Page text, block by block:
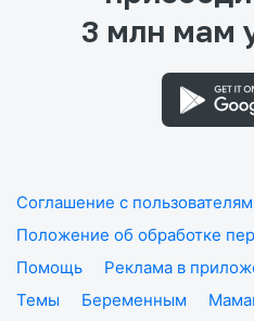
3 млн мам
Соглашение с
Положение об обработке
Помощь
Реклама в
Темы
Беременным